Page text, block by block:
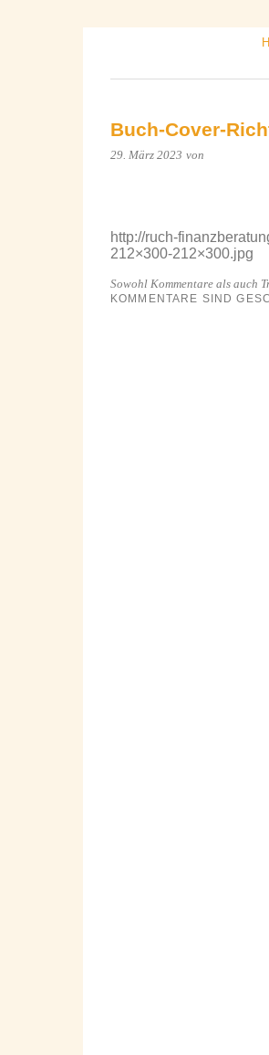
Buch-Cover-
29. März 2023 von
http://ruch-
212×300-212×300.jpg
Sowohl Kommentare als auch
KOMMENTARE SIND